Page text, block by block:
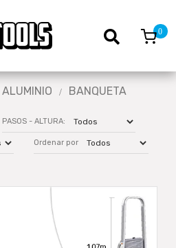
ALUMINIO BANQUETA
PASOS - ALTURA:
Ordenar por